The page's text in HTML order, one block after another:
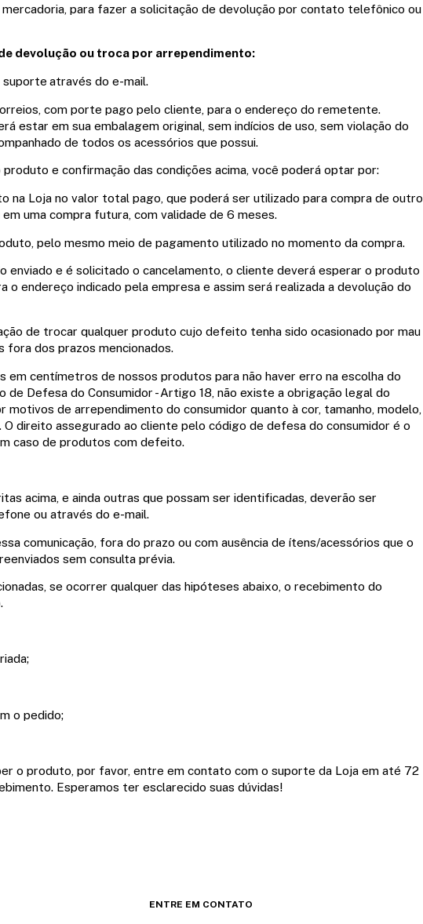
para fazer a solicitação de devolução por contato telefônico ou
devolução ou troca por arrependimento:
suporte através do e-mail.
com porte pago pelo cliente, para o endereço do remetente.
estar em sua embalagem original, sem indícios de uso, sem violação do
de todos os acessórios que possui.
e confirmação das condições acima, você poderá optar por:
na Loja no valor total pago, que poderá ser utilizado para compra de outro
uma compra futura, com validade de 6 meses.
pelo mesmo meio de pagamento utilizado no momento da compra.
enviado e é solicitado o cancelamento, o cliente deverá esperar o produto
o endereço indicado pela empresa e assim será realizada a devolução do
de trocar qualquer produto cujo defeito tenha sido ocasionado por mau
fora dos prazos mencionados.
em centímetros de nossos produtos para não haver erro na escolha do
de Defesa do Consumidor - Artigo 18, não existe a obrigação legal do
de arrependimento do consumidor quanto à cor, tamanho, modelo,
direito assegurado ao cliente pelo código de defesa do consumidor é o
caso de produtos com defeito.
acima, e ainda outras que possam ser identificadas, deverão ser
ou através do e-mail.
comunicação, fora do prazo ou com ausência de ítens/acessórios que o
sem consulta prévia.
se ocorrer qualquer das hipóteses abaixo, o recebimento do
o pedido;
o produto, por favor, entre em contato com o suporte da Loja em até 72
Esperamos ter esclarecido suas dúvidas!
ENTRE EM CONTATO